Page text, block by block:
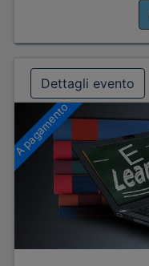
Dettagli evento
A pagamento